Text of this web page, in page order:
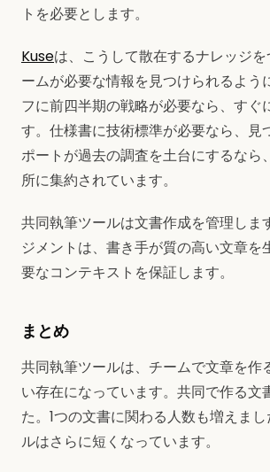
トを必要とします。
Kuseは、こうして散在するナレッジ
ームが必要な情報を見つけられるよう
フに前四半期の戦略が必要なら、すぐ
す。仕様書に技術標準が必要なら、見
ポートが過去の調査を土台にするなら
所に集約されています。
共同執筆ツールは文書作成を管理しま
ジメントは、書き手が質の高い文章を
要なコンテキストを保証します。
まとめ
共同執筆ツールは、チームで文章を作
い存在になっています。共同で作る文
た。1つの文書に関わる人数も増えま
ルはさらに短くなっています。